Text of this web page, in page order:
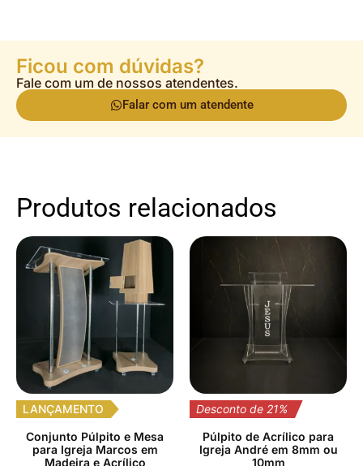
Ficou com dúvidas?
Fale com um de nossos atendentes.
Falar com um atendente
Produtos relacionados
LANÇAMENTO
Conjunto Púlpito e Mesa
para Igreja Marcos em
Madeira e Acrílico
Desconto de 21%
Púlpito de Acrílico para
Igreja André em 8mm ou
10mm